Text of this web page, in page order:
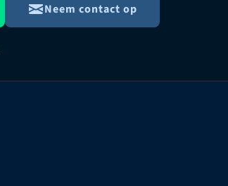
Neem contact op